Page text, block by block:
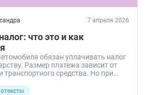
7 апреля 2026
что это и как
обязан уплачивать налог
Размер платежа зависит от
транспортного средства. Но при